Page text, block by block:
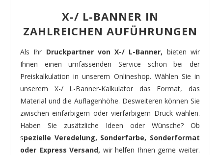
X-/ L-BANNER IN
ZAHLREICHEN AUFÜHRUNGEN
Als Ihr Druckpartner von X-/ L-Banner, bieten wir
Ihnen einen umfassenden Service schon bei der
Preiskalkulation in unserem Onlineshop. Wählen Sie in
unserem X-/ L-Banner-Kalkulator das Format, das
Material und die Auflagenhöhe. Desweiteren können Sie
zwischen einfarbigem oder vierfarbigem Druck wählen.
Haben Sie zusätzliche Ideen oder Wünsche? Ob
spezielle Veredelung, Sonderfarbe, Sonderformat
oder Express Versand, wir helfen Ihnen gerne weiter.